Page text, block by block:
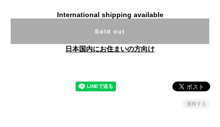
International shipping available
Sold out
日本国内にお住まいの方向け
通報する